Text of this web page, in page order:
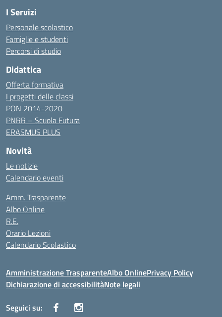
I Servizi
Personale scolastico
Famiglie e studenti
Percorsi di studio
Didattica
Offerta formativa
I progetti delle classi
PON 2014-2020
PNRR – Scuola Futura
ERASMUS PLUS
Novità
Le notizie
Calendario eventi
Amm. Trasparente
Albo Online
R.E.
Orario Lezioni
Calendario Scolastico
Amministrazione TrasparenteAlbo OnlinePrivacy Policy
Dichiarazione di accessibilitàNote legali
Seguici su: